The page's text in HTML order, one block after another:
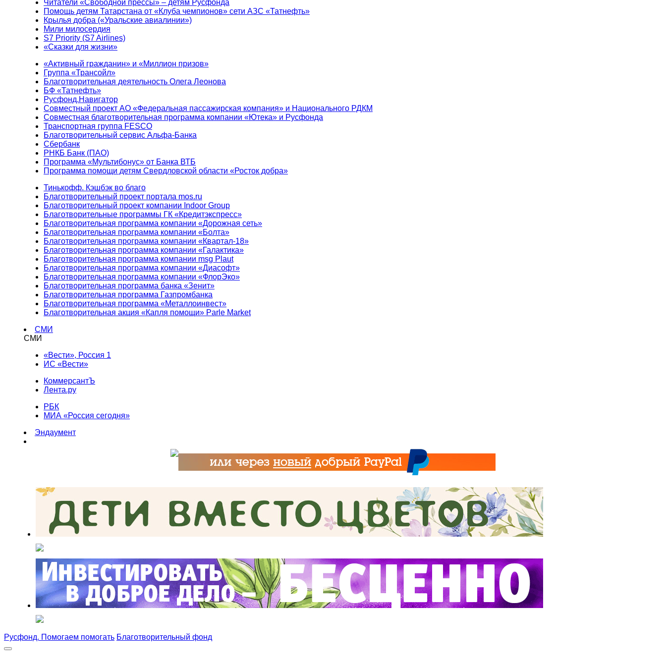
Читатели «Свободной прессы» – детям Русфонда
Помощь детям Татарстана от «Клуба чемпионов» сети АЗС «Татнефть»
Крылья добра («Уральские авиалинии»)
Мили милосердия
S7 Priority (S7 Airlines)
«Сказки для жизни»
«Активный гражданин» и «Миллион призов»
Группа «Трансойл»
Благотворительная деятельность Олега Леонова
БФ «Татнефть»
Русфонд.Навигатор
Совместный проект АО «Федеральная пассажирская компания» и Национального РДКМ
Совместная благотворительная программа компании «Ютека» и Русфонда
Транспортная группа FESCO
Благотворительный сервис Альфа-Банка
Сбербанк
РНКБ Банк (ПАО)
Программа «Мультибонус» от Банка ВТБ
Программа помощи детям Свердловской области «Росток добра»
Тинькофф. Кэшбэк во благо
Благотворительный проект портала mos.ru
Благотворительный проект компании Indoor Group
Благотворительные программы ГК «Кредитэкспресс»
Благотворительная программа компании «Дорожная сеть»
Благотворительная программа компании «Болта»
Благотворительная программа компании «Квартал-18»
Благотворительная программа компании «Галактика»
Благотворительная программа компании msg Plaut
Благотворительная программа компании «Диасофт»
Благотворительная программа компании «ФлорЭко»
Благотворительная программа банка «Зенит»
Благотворительная программа Газпромбанка
Благотворительная программа «Металлоинвест»
Благотворительная акция «Капля помощи» Parle Market
СМИ
СМИ
«Вести», Россия 1
ИС «Вести»
КоммерсантЪ
Лента.ру
РБК
МИА «Россия сегодня»
Эндаумент
Русфонд. Помогаем помогать Благотворительный фонд